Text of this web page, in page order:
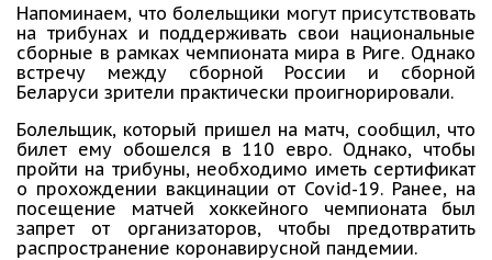
Напоминаем, что болельщики могут присутствовать
на трибунах и поддерживать свои национальные
сборные в рамках чемпионата мира в Риге. Однако
встречу между сборной России и сборной
Беларуси зрители практически проигнорировали.
Болельщик, который пришел на матч, сообщил, что
билет ему обошелся в 110 евро. Однако, чтобы
пройти на трибуны, необходимо иметь сертификат
о прохождении вакцинации от Covid-19. Ранее, на
посещение матчей хоккейного чемпионата был
запрет от организаторов, чтобы предотвратить
распространение коронавирусной пандемии.